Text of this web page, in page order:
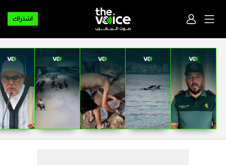
اشتراك